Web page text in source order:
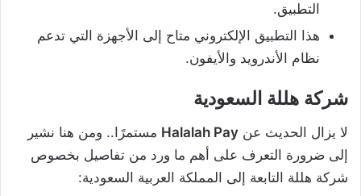
التطبيق.
هذا التطبيق الإلكتروني متاح إلى الأجهزة التي تدعم
نظام الأندرويد والأيفون.
شركة هللة السعودية
لا يزال الحديث عن Halalah Pay مستمرًا.. ومن هنا نشير
إلى ضرورة التعرف على أهم ما ورد من تفاصيل بخصوص
شركة هللة التابعة إلى المملكة العربية السعودية: